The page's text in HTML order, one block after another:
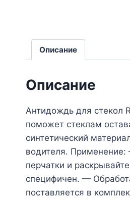
Описание
Описание
Антидождь для стекол
поможет стеклам
синтетический
водителя.
перчатки и
специфичен. —
поставляется в